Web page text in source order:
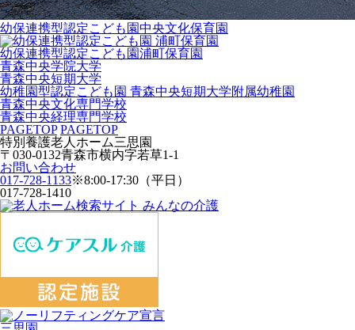
幼保連携型認定こども園中央文化保育園
幼保連携型認定こども園浦町保育園
青森中央学院大学
青森中央短期大学
幼稚園型認定こども園 青森中央短期大学附属幼稚園
青森中央文化専門学校
青森中央経理専門学校
PAGETOP PAGETOP
特別養護老人ホーム三思園
〒030-0132青森市横内字若草1-1
お問い合わせ
017-728-1133※8:00-17:30（平日）
017-728-1410